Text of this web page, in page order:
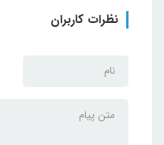
نظرات کاربران